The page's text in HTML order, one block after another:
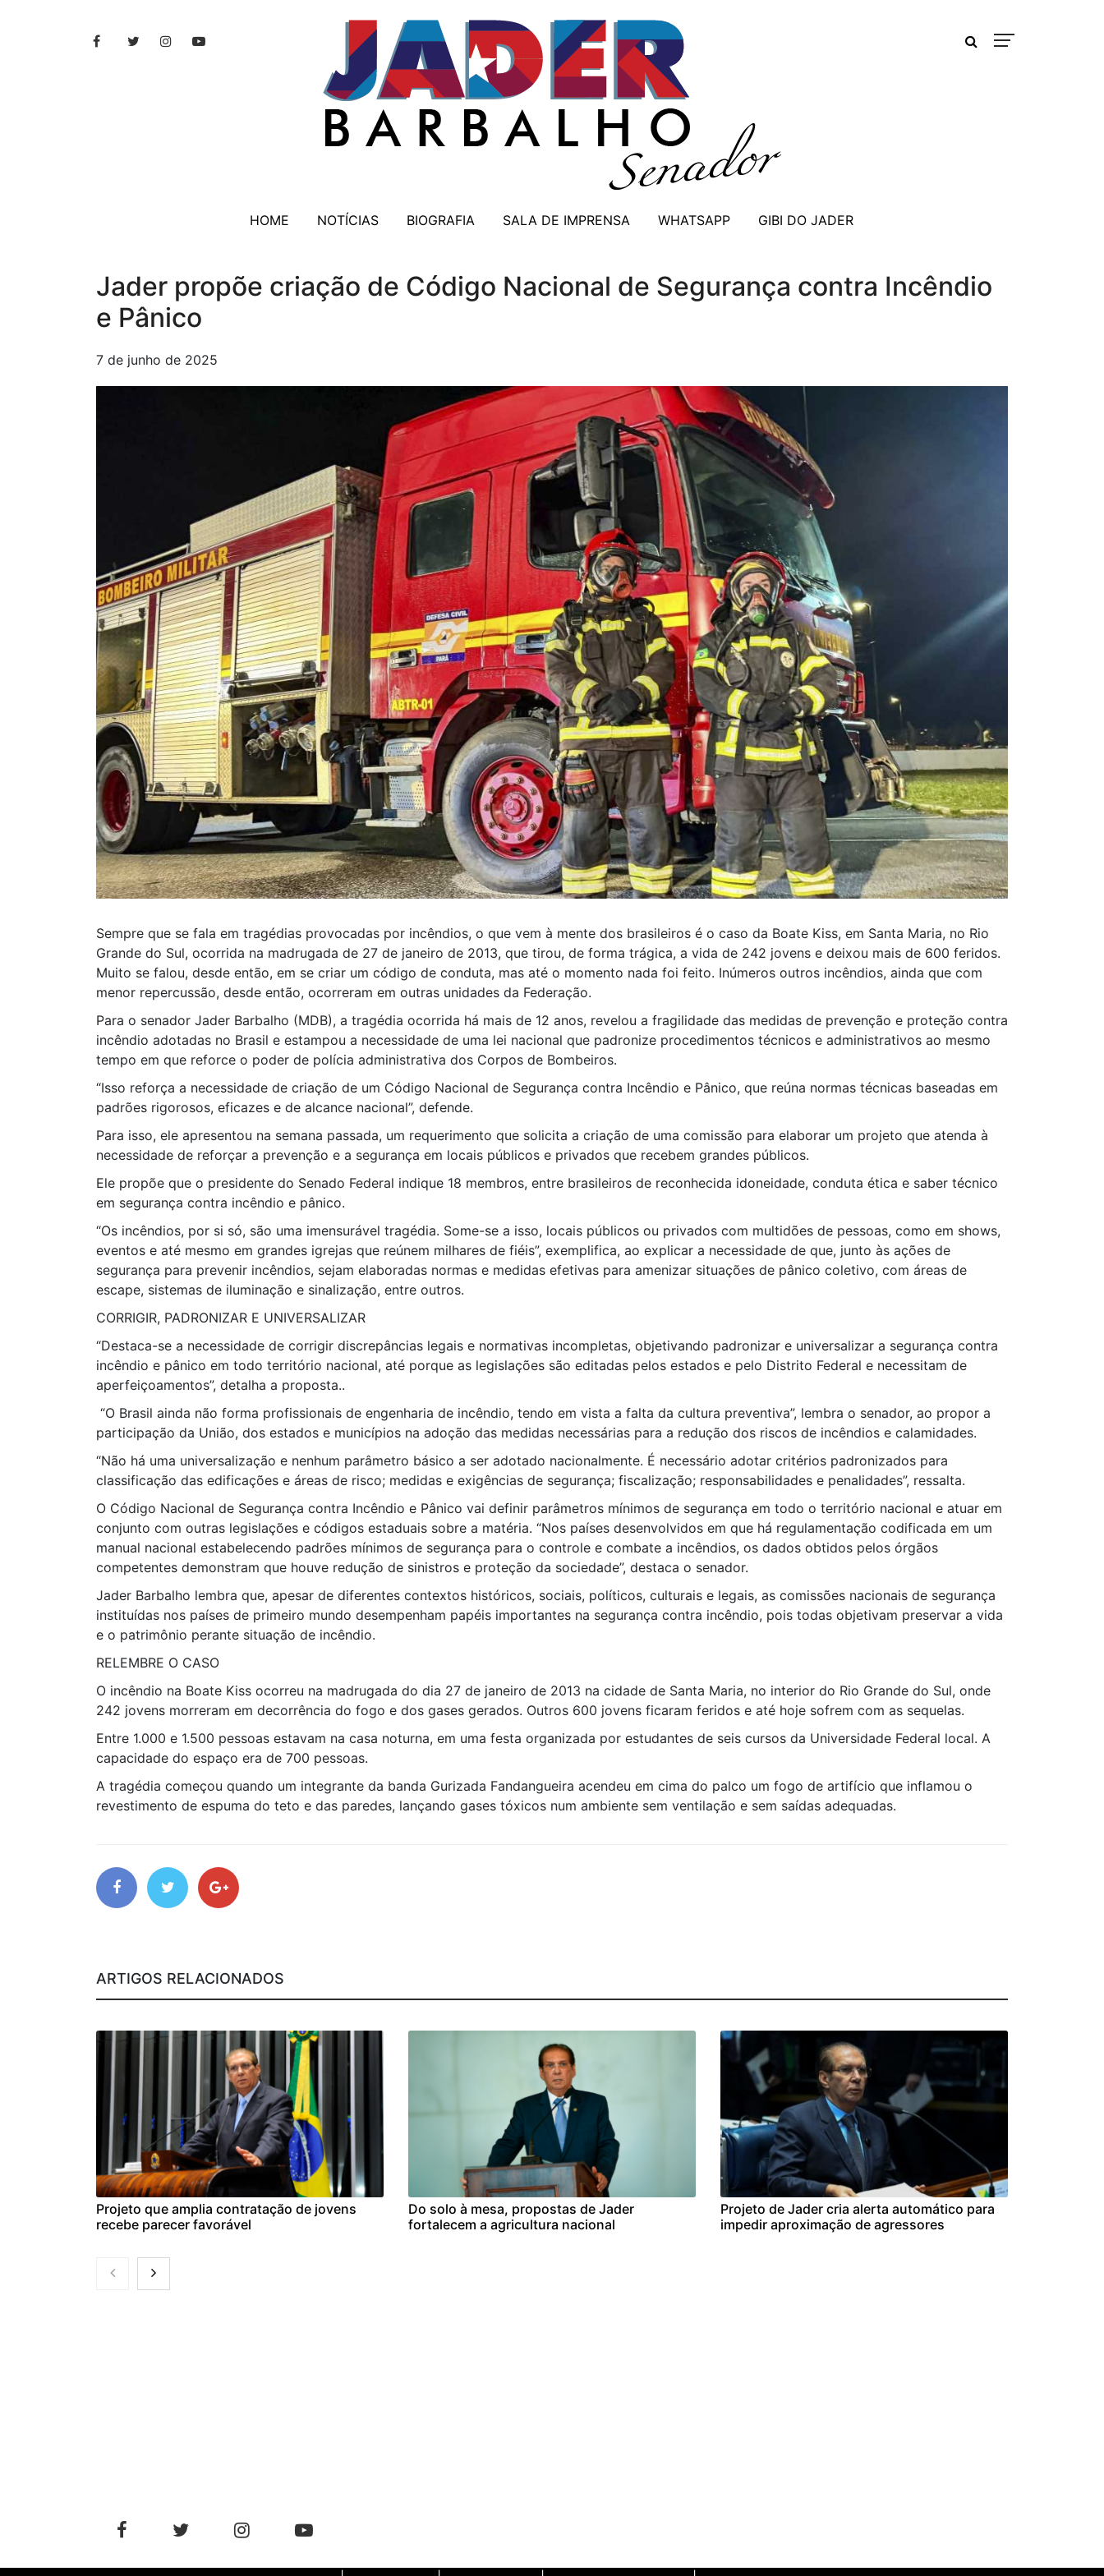
HOME NOTÍCIAS BIOGRAFIA SALA DE IMPRENSA WHATSAPP GIBI DO JADER
Jader propõe criação de Código Nacional de Segurança contra Incêndio
e Pânico
7 de junho de 2025
Sempre que se fala em tragédias provocadas por incêndios, o que vem à mente dos brasileiros é o caso da Boate Kiss, em Santa Maria, no Rio
Grande do Sul, ocorrida na madrugada de 27 de janeiro de 2013, que tirou, de forma trágica, a vida de 242 jovens e deixou mais de 600 feridos.
Muito se falou, desde então, em se criar um código de conduta, mas até o momento nada foi feito. Inúmeros outros incêndios, ainda que com
menor repercussão, desde então, ocorreram em outras unidades da Federação.
Para o senador Jader Barbalho (MDB), a tragédia ocorrida há mais de 12 anos, revelou a fragilidade das medidas de prevenção e proteção contra
incêndio adotadas no Brasil e estampou a necessidade de uma lei nacional que padronize procedimentos técnicos e administrativos ao mesmo
tempo em que reforce o poder de polícia administrativa dos Corpos de Bombeiros.
“Isso reforça a necessidade de criação de um Código Nacional de Segurança contra Incêndio e Pânico, que reúna normas técnicas baseadas em
padrões rigorosos, eficazes e de alcance nacional”, defende.
Para isso, ele apresentou na semana passada, um requerimento que solicita a criação de uma comissão para elaborar um projeto que atenda à
necessidade de reforçar a prevenção e a segurança em locais públicos e privados que recebem grandes públicos.
Ele propõe que o presidente do Senado Federal indique 18 membros, entre brasileiros de reconhecida idoneidade, conduta ética e saber técnico
em segurança contra incêndio e pânico.
“Os incêndios, por si só, são uma imensurável tragédia. Some-se a isso, locais públicos ou privados com multidões de pessoas, como em shows,
eventos e até mesmo em grandes igrejas que reúnem milhares de fiéis”, exemplifica, ao explicar a necessidade de que, junto às ações de
segurança para prevenir incêndios, sejam elaboradas normas e medidas efetivas para amenizar situações de pânico coletivo, com áreas de
escape, sistemas de iluminação e sinalização, entre outros.
CORRIGIR, PADRONIZAR E UNIVERSALIZAR
“Destaca-se a necessidade de corrigir discrepâncias legais e normativas incompletas, objetivando padronizar e universalizar a segurança contra
incêndio e pânico em todo território nacional, até porque as legislações são editadas pelos estados e pelo Distrito Federal e necessitam de
aperfeiçoamentos”, detalha a proposta..
“O Brasil ainda não forma profissionais de engenharia de incêndio, tendo em vista a falta da cultura preventiva”, lembra o senador, ao propor a
participação da União, dos estados e municípios na adoção das medidas necessárias para a redução dos riscos de incêndios e calamidades.
“Não há uma universalização e nenhum parâmetro básico a ser adotado nacionalmente. É necessário adotar critérios padronizados para
classificação das edificações e áreas de risco; medidas e exigências de segurança; fiscalização; responsabilidades e penalidades”, ressalta.
O Código Nacional de Segurança contra Incêndio e Pânico vai definir parâmetros mínimos de segurança em todo o território nacional e atuar em
conjunto com outras legislações e códigos estaduais sobre a matéria. “Nos países desenvolvidos em que há regulamentação codificada em um
manual nacional estabelecendo padrões mínimos de segurança para o controle e combate a incêndios, os dados obtidos pelos órgãos
competentes demonstram que houve redução de sinistros e proteção da sociedade”, destaca o senador.
Jader Barbalho lembra que, apesar de diferentes contextos históricos, sociais, políticos, culturais e legais, as comissões nacionais de segurança
instituídas nos países de primeiro mundo desempenham papéis importantes na segurança contra incêndio, pois todas objetivam preservar a vida
e o patrimônio perante situação de incêndio.
RELEMBRE O CASO
O incêndio na Boate Kiss ocorreu na madrugada do dia 27 de janeiro de 2013 na cidade de Santa Maria, no interior do Rio Grande do Sul, onde
242 jovens morreram em decorrência do fogo e dos gases gerados. Outros 600 jovens ficaram feridos e até hoje sofrem com as sequelas.
Entre 1.000 e 1.500 pessoas estavam na casa noturna, em uma festa organizada por estudantes de seis cursos da Universidade Federal local. A
capacidade do espaço era de 700 pessoas.
A tragédia começou quando um integrante da banda Gurizada Fandangueira acendeu em cima do palco um fogo de artifício que inflamou o
revestimento de espuma do teto e das paredes, lançando gases tóxicos num ambiente sem ventilação e sem saídas adequadas.
ARTIGOS RELACIONADOS
Projeto que amplia contratação de jovens
recebe parecer favorável
Do solo à mesa, propostas de Jader
fortalecem a agricultura nacional
Projeto de Jader cria alerta automático para
impedir aproximação de agressores